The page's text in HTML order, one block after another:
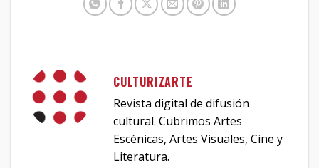
CULTURIZARTE
Revista digital de difusión
cultural. Cubrimos Artes
Escénicas, Artes Visuales, Cine y
Literatura.